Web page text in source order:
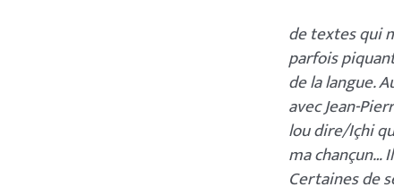
de textes qui
parfois
de la langue.
avec Jean-
lou dire/Içhi
ma chançun…
Certaines de